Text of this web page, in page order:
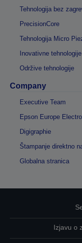
Tehnologija bez
PrecisionCore
Tehnologija Micro
Inovativne tehnologije
Održive tehnologije
Company
Executive Team
Epson Europe
Digigraphie
Štampanje direktno
Globalna stranica
Izjavu o